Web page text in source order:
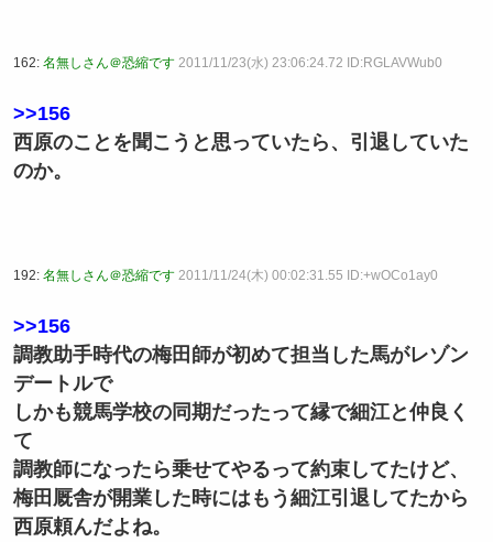
162: 名無しさん＠恐縮です 2011/11/23(水) 23:06:24.72 ID:RGLAVWub0
>>156
西原のことを聞こうと思っていたら、引退していた
のか。
192: 名無しさん＠恐縮です 2011/11/24(木) 00:02:31.55 ID:+wOCo1ay0
>>156
調教助手時代の梅田師が初めて担当した馬がレゾン
デートルで
しかも競馬学校の同期だったって縁で細江と仲良く
て
調教師になったら乗せてやるって約束してたけど、
梅田厩舎が開業した時にはもう細江引退してたから
西原頼んだよね。